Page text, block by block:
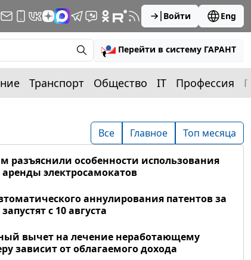
Войти Eng
Перейти в систему ГАРАНТ
Транспорт Общество IT Профессия
Все Главное Топ месяца
разъяснили особенности использования
аренды электросамокатов
аннулирования патентов за
с 10 августа
вычет на лечение неработающему
зависит от облагаемого дохода